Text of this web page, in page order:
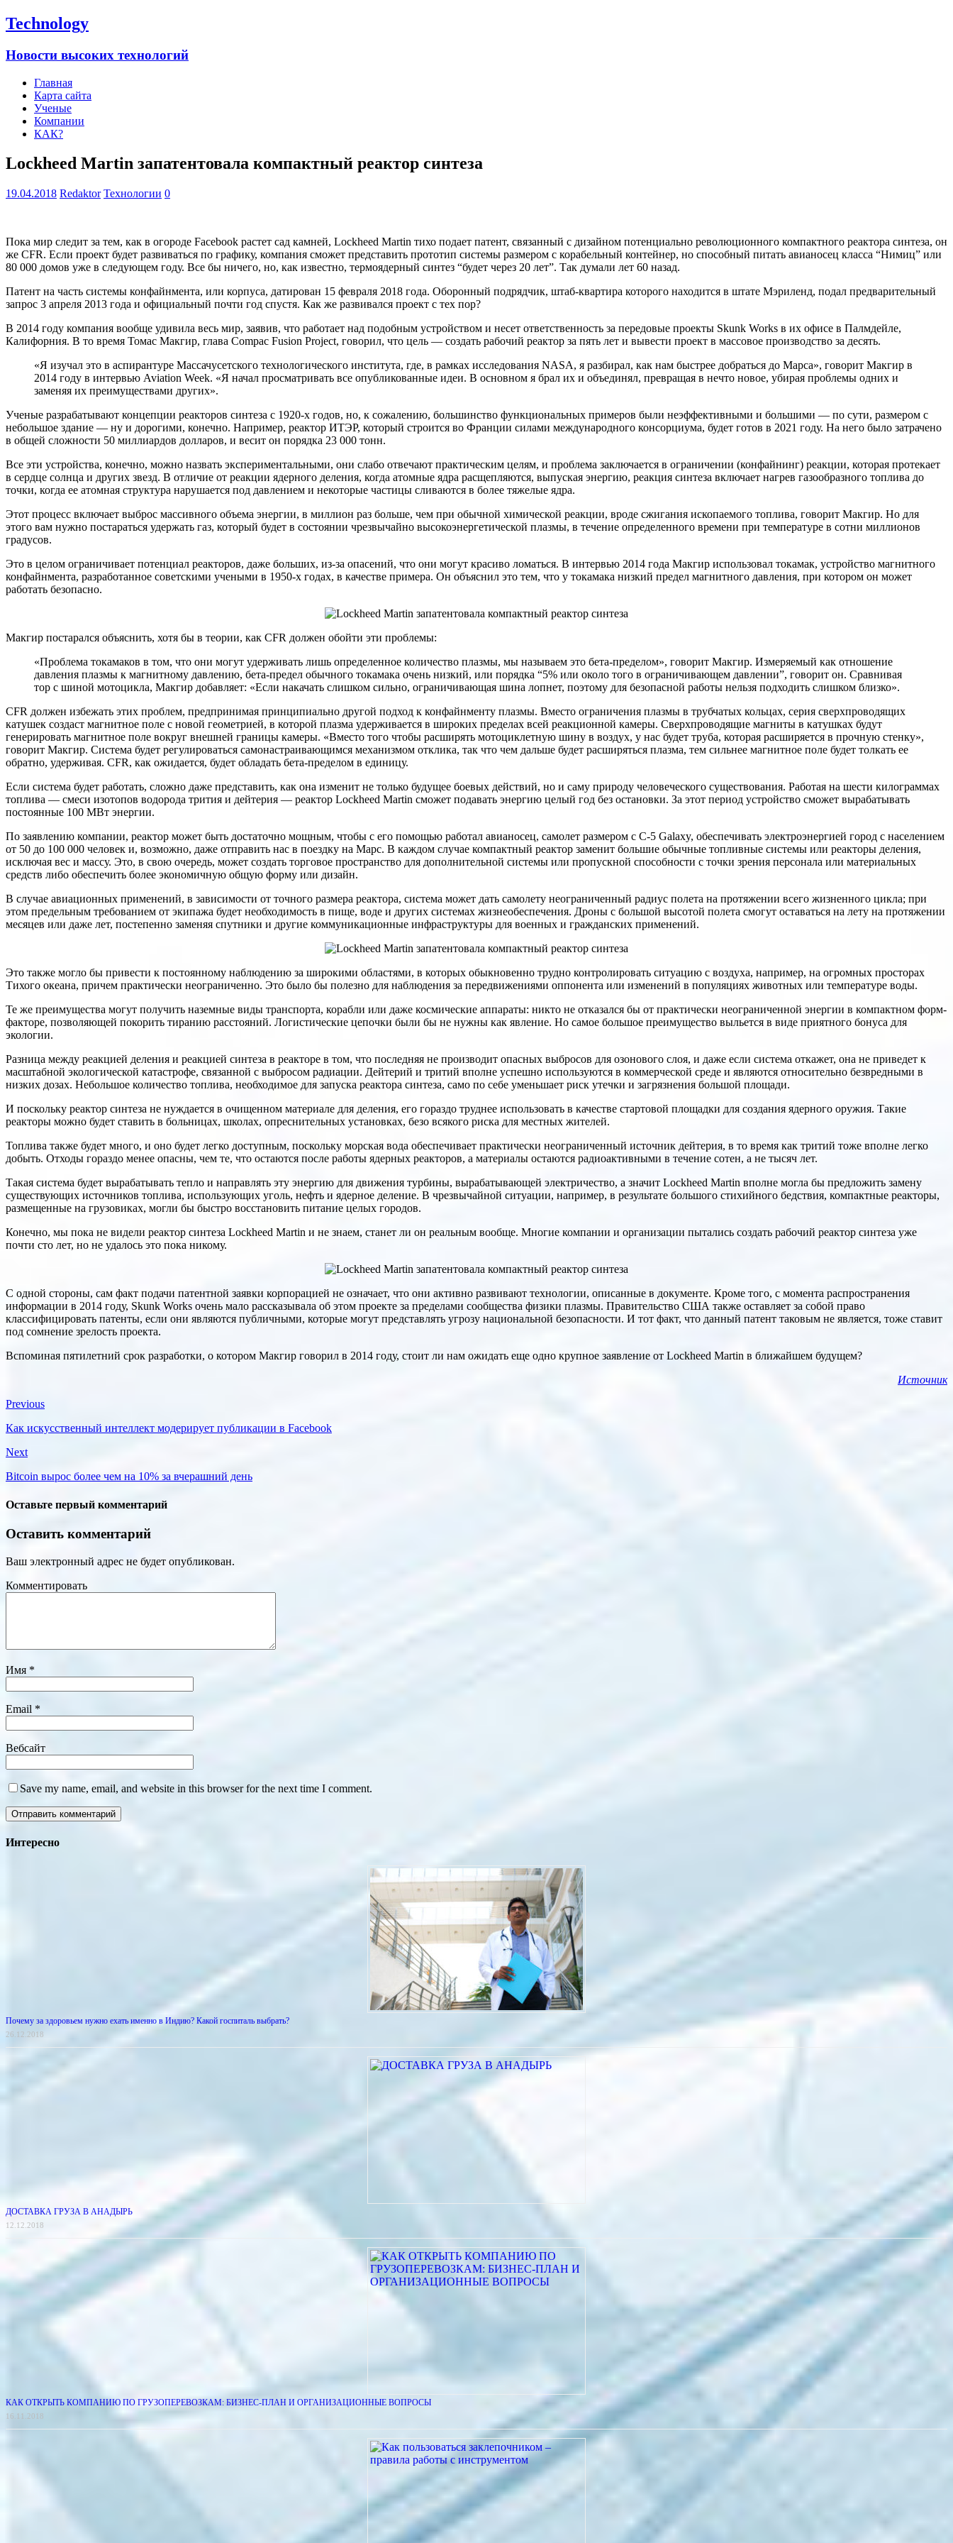
Technology
Новости высоких технологий
Главная
Карта сайта
Ученые
Компании
КАК?
Lockheed Martin запатентовала компактный реактор синтеза
19.04.2018 Redaktor Технологии 0
Пока мир следит за тем, как в огороде Facebook растет сад камней, Lockheed Martin тихо подает патент, связанный с дизайном потенциально революционного компактного реактора синтеза, он
же CFR. Если проект будет развиваться по графику, компания сможет представить прототип системы размером с корабельный контейнер, но способный питать авианосец класса “Нимиц” или
80 000 домов уже в следующем году. Все бы ничего, но, как известно, термоядерный синтез “будет через 20 лет”. Так думали лет 60 назад.
Патент на часть системы конфайнмента, или корпуса, датирован 15 февраля 2018 года. Оборонный подрядчик, штаб-квартира которого находится в штате Мэриленд, подал предварительный
запрос 3 апреля 2013 года и официальный почти год спустя. Как же развивался проект с тех пор?
В 2014 году компания вообще удивила весь мир, заявив, что работает над подобным устройством и несет ответственность за передовые проекты Skunk Works в их офисе в Палмдейле,
Калифорния. В то время Томас Макгир, глава Compac Fusion Project, говорил, что цель — создать рабочий реактор за пять лет и вывести проект в массовое производство за десять.
«Я изучал это в аспирантуре Массачусетского технологического института, где, в рамках исследования NASA, я разбирал, как нам быстрее добраться до Марса», говорит Макгир в
2014 году в интервью Aviation Week. «Я начал просматривать все опубликованные идеи. В основном я брал их и объединял, превращая в нечто новое, убирая проблемы одних и
заменяя их преимуществами других».
Ученые разрабатывают концепции реакторов синтеза с 1920-х годов, но, к сожалению, большинство функциональных примеров были неэффективными и большими — по сути, размером с
небольшое здание — ну и дорогими, конечно. Например, реактор ИТЭР, который строится во Франции силами международного консорциума, будет готов в 2021 году. На него было затрачено
в общей сложности 50 миллиардов долларов, и весит он порядка 23 000 тонн.
Все эти устройства, конечно, можно назвать экспериментальными, они слабо отвечают практическим целям, и проблема заключается в ограничении (конфайнинг) реакции, которая протекает
в сердце солнца и других звезд. В отличие от реакции ядерного деления, когда атомные ядра расщепляются, выпуская энергию, реакция синтеза включает нагрев газообразного топлива до
точки, когда ее атомная структура нарушается под давлением и некоторые частицы сливаются в более тяжелые ядра.
Этот процесс включает выброс массивного объема энергии, в миллион раз больше, чем при обычной химической реакции, вроде сжигания ископаемого топлива, говорит Макгир. Но для
этого вам нужно постараться удержать газ, который будет в состоянии чрезвычайно высокоэнергетической плазмы, в течение определенного времени при температуре в сотни миллионов
градусов.
Это в целом ограничивает потенциал реакторов, даже больших, из-за опасений, что они могут красиво ломаться. В интервью 2014 года Макгир использовал токамак, устройство магнитного
конфайнмента, разработанное советскими учеными в 1950-х годах, в качестве примера. Он объяснил это тем, что у токамака низкий предел магнитного давления, при котором он может
работать безопасно.
Макгир постарался объяснить, хотя бы в теории, как CFR должен обойти эти проблемы:
«Проблема токамаков в том, что они могут удерживать лишь определенное количество плазмы, мы называем это бета-пределом», говорит Макгир. Измеряемый как отношение
давления плазмы к магнитному давлению, бета-предел обычного токамака очень низкий, или порядка “5% или около того в ограничивающем давлении”, говорит он. Сравнивая
тор с шиной мотоцикла, Макгир добавляет: «Если накачать слишком сильно, ограничивающая шина лопнет, поэтому для безопасной работы нельзя подходить слишком близко».
CFR должен избежать этих проблем, предпринимая принципиально другой подход к конфайнменту плазмы. Вместо ограничения плазмы в трубчатых кольцах, серия сверхпроводящих
катушек создаст магнитное поле с новой геометрией, в которой плазма удерживается в широких пределах всей реакционной камеры. Сверхпроводящие магниты в катушках будут
генерировать магнитное поле вокруг внешней границы камеры. «Вместо того чтобы расширять мотоциклетную шину в воздух, у нас будет труба, которая расширяется в прочную стенку»,
говорит Макгир. Система будет регулироваться самонастраивающимся механизмом отклика, так что чем дальше будет расширяться плазма, тем сильнее магнитное поле будет толкать ее
обратно, удерживая. CFR, как ожидается, будет обладать бета-пределом в единицу.
Если система будет работать, сложно даже представить, как она изменит не только будущее боевых действий, но и саму природу человеческого существования. Работая на шести килограммах
топлива — смеси изотопов водорода трития и дейтерия — реактор Lockheed Martin сможет подавать энергию целый год без остановки. За этот период устройство сможет вырабатывать
постоянные 100 МВт энергии.
По заявлению компании, реактор может быть достаточно мощным, чтобы с его помощью работал авианосец, самолет размером с С-5 Galaxy, обеспечивать электроэнергией город с населением
от 50 до 100 000 человек и, возможно, даже отправить нас в поездку на Марс. В каждом случае компактный реактор заменит большие обычные топливные системы или реакторы деления,
исключая вес и массу. Это, в свою очередь, может создать торговое пространство для дополнительной системы или пропускной способности с точки зрения персонала или материальных
средств либо обеспечить более экономичную общую форму или дизайн.
В случае авиационных применений, в зависимости от точного размера реактора, система может дать самолету неограниченный радиус полета на протяжении всего жизненного цикла; при
этом предельным требованием от экипажа будет необходимость в пище, воде и других системах жизнеобеспечения. Дроны с большой высотой полета смогут оставаться на лету на протяжении
месяцев или даже лет, постепенно заменяя спутники и другие коммуникационные инфраструктуры для военных и гражданских применений.
Это также могло бы привести к постоянному наблюдению за широкими областями, в которых обыкновенно трудно контролировать ситуацию с воздуха, например, на огромных просторах
Тихого океана, причем практически неограниченно. Это было бы полезно для наблюдения за передвижениями оппонента или изменений в популяциях животных или температуре воды.
Те же преимущества могут получить наземные виды транспорта, корабли или даже космические аппараты: никто не отказался бы от практически неограниченной энергии в компактном форм-
факторе, позволяющей покорить тиранию расстояний. Логистические цепочки были бы не нужны как явление. Но самое большое преимущество выльется в виде приятного бонуса для
экологии.
Разница между реакцией деления и реакцией синтеза в реакторе в том, что последняя не производит опасных выбросов для озонового слоя, и даже если система откажет, она не приведет к
масштабной экологической катастрофе, связанной с выбросом радиации. Дейтерий и тритий вполне успешно используются в коммерческой среде и являются относительно безвредными в
низких дозах. Небольшое количество топлива, необходимое для запуска реактора синтеза, само по себе уменьшает риск утечки и загрязнения большой площади.
И поскольку реактор синтеза не нуждается в очищенном материале для деления, его гораздо труднее использовать в качестве стартовой площадки для создания ядерного оружия. Такие
реакторы можно будет ставить в больницах, школах, опреснительных установках, безо всякого риска для местных жителей.
Топлива также будет много, и оно будет легко доступным, поскольку морская вода обеспечивает практически неограниченный источник дейтерия, в то время как тритий тоже вполне легко
добыть. Отходы гораздо менее опасны, чем те, что остаются после работы ядерных реакторов, а материалы остаются радиоактивными в течение сотен, а не тысяч лет.
Такая система будет вырабатывать тепло и направлять эту энергию для движения турбины, вырабатывающей электричество, а значит Lockheed Martin вполне могла бы предложить замену
существующих источников топлива, использующих уголь, нефть и ядерное деление. В чрезвычайной ситуации, например, в результате большого стихийного бедствия, компактные реакторы,
размещенные на грузовиках, могли бы быстро восстановить питание целых городов.
Конечно, мы пока не видели реактор синтеза Lockheed Martin и не знаем, станет ли он реальным вообще. Многие компании и организации пытались создать рабочий реактор синтеза уже
почти сто лет, но не удалось это пока никому.
С одной стороны, сам факт подачи патентной заявки корпорацией не означает, что они активно развивают технологии, описанные в документе. Кроме того, с момента распространения
информации в 2014 году, Skunk Works очень мало рассказывала об этом проекте за пределами сообщества физики плазмы. Правительство США также оставляет за собой право
классифицировать патенты, если они являются публичными, которые могут представлять угрозу национальной безопасности. И тот факт, что данный патент таковым не является, тоже ставит
под сомнение зрелость проекта.
Вспоминая пятилетний срок разработки, о котором Макгир говорил в 2014 году, стоит ли нам ожидать еще одно крупное заявление от Lockheed Martin в ближайшем будущем?
Источник
Previous
Как искусственный интеллект модерирует публикации в Facebook
Next
Bitcoin вырос более чем на 10% за вчерашний день
Оставьте первый комментарий
Оставить комментарий
Ваш электронный адрес не будет опубликован.
Комментировать
Имя *
Email *
Вебсайт
Save my name, email, and website in this browser for the next time I comment.
Интересно
Почему за здоровьем нужно ехать именно в Индию? Какой госпиталь выбрать?
26.12.2018
ДОСТАВКА ГРУЗА В АНАДЫРЬ
12.12.2018
КАК ОТКРЫТЬ КОМПАНИЮ ПО ГРУЗОПЕРЕВОЗКАМ: БИЗНЕС-ПЛАН И ОРГАНИЗАЦИОННЫЕ ВОПРОСЫ
16.11.2018